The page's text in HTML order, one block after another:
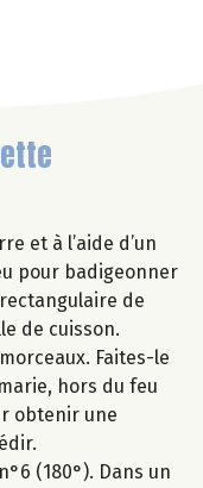
et à l’aide d’un
pour badigeonner
de
de cuisson.
Faites-le
hors du feu
obtenir une
(180°). Dans un